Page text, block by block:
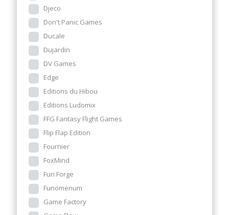
Djeco
Don't Panic Games
Ducale
Dujardin
DV Games
Edge
Editions du Hibou
Editions Ludomix
FFG Fantasy Flight Games
Flip Flap Edition
Fournier
FoxMind
Fun Forge
Funomenum
Game Factory